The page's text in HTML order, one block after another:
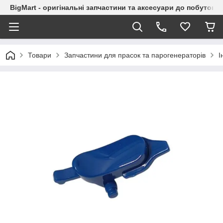
BigMart - оригінальні запчастини та аксесуари до побутової
Товари Запчастини для прасок та парогенераторів